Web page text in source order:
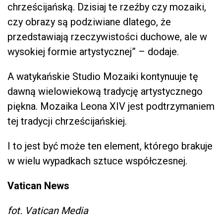
chrześcijańską. Dzisiaj te rzeźby czy mozaiki,
czy obrazy są podziwiane dlatego, że
przedstawiają rzeczywistości duchowe, ale w
wysokiej formie artystycznej” – dodaje.
A watykańskie Studio Mozaiki kontynuuje tę
dawną wielowiekową tradycję artystycznego
piękna. Mozaika Leona XIV jest podtrzymaniem
tej tradycji chrześcijańskiej.
I to jest być może ten element, którego brakuje
w wielu wypadkach sztuce współczesnej.
Vatican News
fot. Vatican Media